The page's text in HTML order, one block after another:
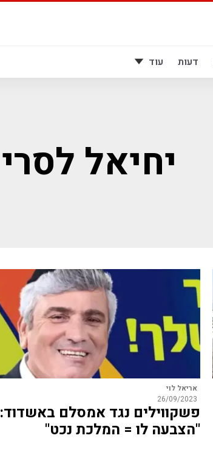
דעות עוד
יחיאל לסרי
אריאל לוי
26/09/2023
פשקווילים נגד אמסלם באשדוד:
"הצבעה לו = המלכת נכט"